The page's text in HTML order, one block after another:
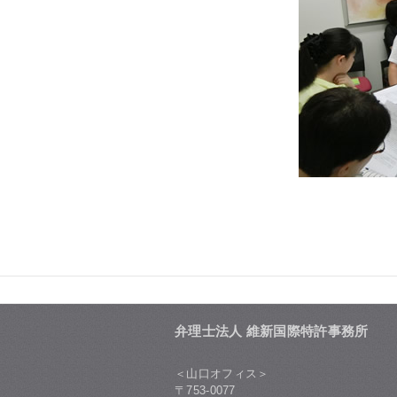
弁理士法人 維新国際特許事務所
＜山口オフィス＞
〒753-0077